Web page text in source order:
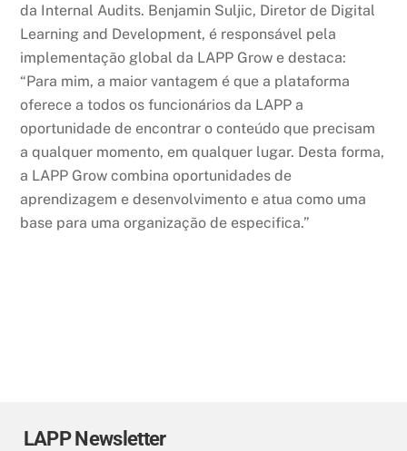
da Internal Audits. Benjamin Suljic, Diretor de Digital
Learning and Development, é responsável pela
implementação global da LAPP Grow e destaca:
“Para mim, a maior vantagem é que a plataforma
oferece a todos os funcionários da LAPP a
oportunidade de encontrar o conteúdo que precisam
a qualquer momento, em qualquer lugar. Desta forma,
a LAPP Grow combina oportunidades de
aprendizagem e desenvolvimento e atua como uma
base para uma organização de especifica.”
LAPP Newsletter